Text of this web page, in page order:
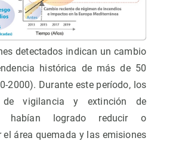
detectados indican un cambio
histórica de más de 50
2000). Durante este período, los
de vigilancia y extinción de
habían logrado reducir o
el área quemada y las emisiones